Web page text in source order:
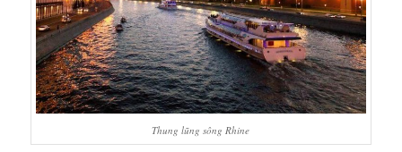
Thung lũng sông Rhine